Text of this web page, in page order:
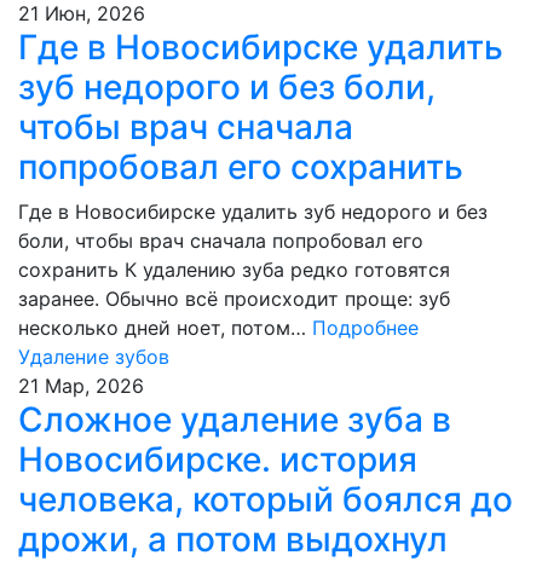
21 Июн, 2026
Где в Новосибирске удалить
зуб недорого и без боли,
чтобы врач сначала
попробовал его сохранить
Где в Новосибирске удалить зуб недорого и без
боли, чтобы врач сначала попробовал его
сохранить К удалению зуба редко готовятся
заранее. Обычно всё происходит проще: зуб
несколько дней ноет, потом… Подробнее
Удаление зубов
21 Мар, 2026
Сложное удаление зуба в
Новосибирске. история
человека, который боялся до
дрожи, а потом выдохнул